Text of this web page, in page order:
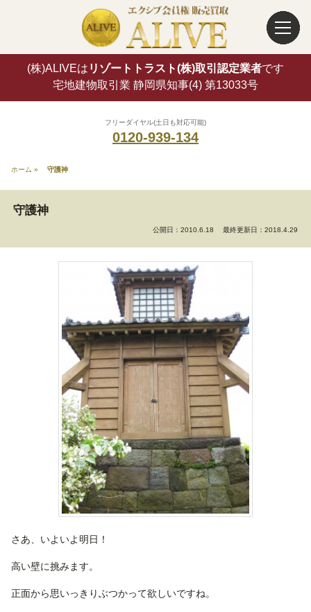
(株)ALIVEは リゾートトラスト(株)取引認定業者です
宅地建物取引業 静岡県知事(4) 第13033号
フリーダイヤル(土日も対応可能)
0120-939-134
ホーム » 守護神
守護神
公開日：2010.6.18 最終更新日：2018.4.29
さあ、いよいよ明日！
高い壁に挑みます。
正面から思いっきりぶつかって欲しいですね。